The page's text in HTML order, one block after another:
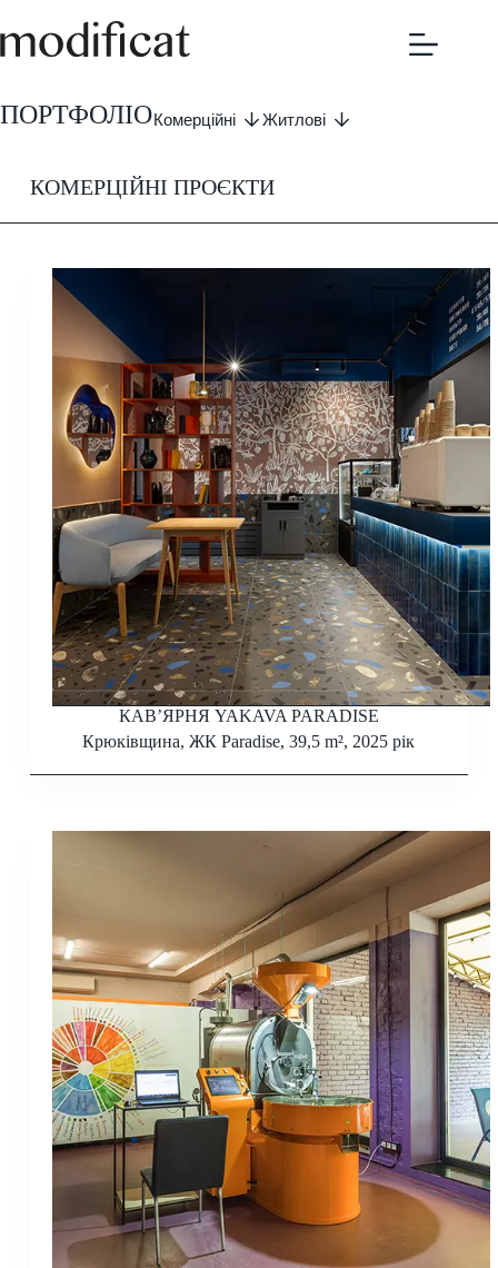
до
вмісту
ПОРТФОЛІОКомерційні Житлові
КОМЕРЦІЙНІ ПРОЄКТИ
КАВ’ЯРНЯ YAKAVA PARADISE
Крюківщина, ЖК Paradise, 39,5 m², 2025 рік